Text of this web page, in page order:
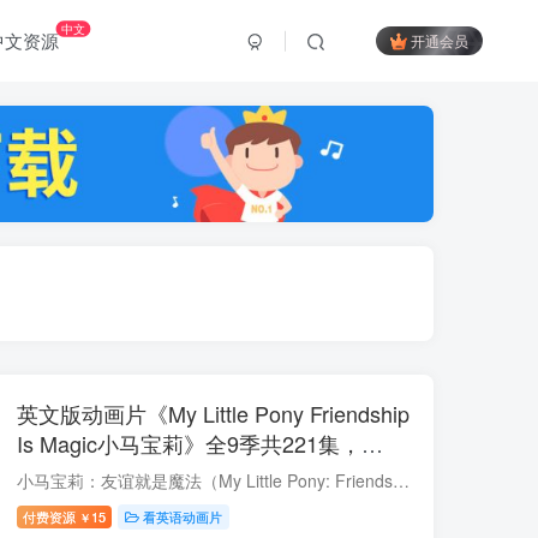
文资源中文
开通会员
英文版动画片《My Little Pony Friendship
Is Magic小马宝莉》全9季共221集，
1080P高清视频带英文字幕，百度云网盘
下载
小马宝莉：友谊就是魔法（My Little Pony: Friendship is Magic）由美国玩具商孩之宝于2010年10月10日在美国探索家庭电视频道开始播出的卡通影集，共221集。 故事叙述了小马Twilight Sparkle（...
付费资源 ￥ 15 看英语动画片